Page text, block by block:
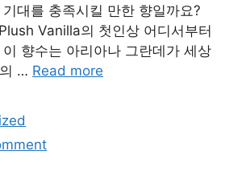
대를 충족시킬 만한 향일까요?
Vanilla의 첫인상 어디서부터
향수는 아리아나 그란데가 세상
… Read more